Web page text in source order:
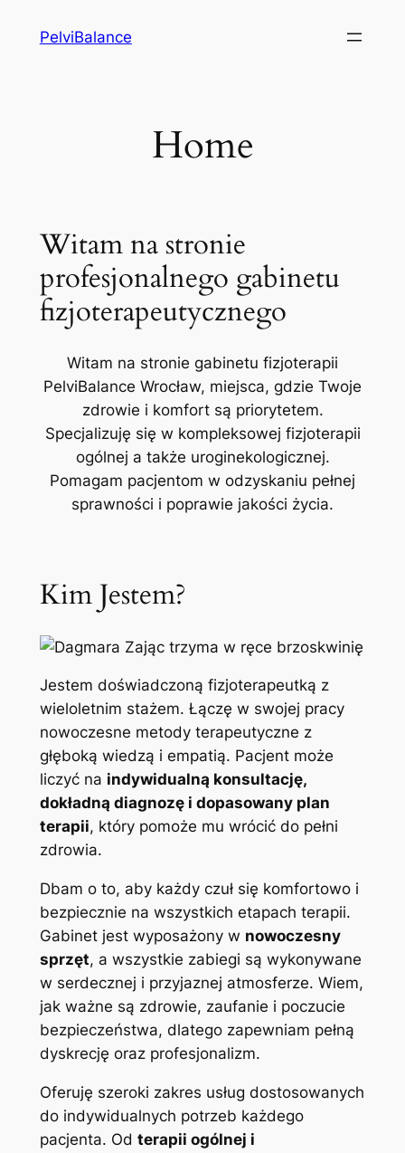
PelviBalance
Home
Witam na stronie
profesjonalnego gabinetu
fizjoterapeutycznego
Witam na stronie gabinetu fizjoterapii
PelviBalance Wrocław, miejsca, gdzie Twoje
zdrowie i komfort są priorytetem.
Specjalizuję się w kompleksowej fizjoterapii
ogólnej a także uroginekologicznej.
Pomagam pacjentom w odzyskaniu pełnej
sprawności i poprawie jakości życia.
Kim Jestem?
Jestem doświadczoną fizjoterapeutką z
wieloletnim stażem. Łączę w swojej pracy
nowoczesne metody terapeutyczne z
głęboką wiedzą i empatią. Pacjent może
liczyć na indywidualną konsultację,
dokładną diagnozę i dopasowany plan
terapii, który pomoże mu wrócić do pełni
zdrowia.
Dbam o to, aby każdy czuł się komfortowo i
bezpiecznie na wszystkich etapach terapii.
Gabinet jest wyposażony w nowoczesny
sprzęt, a wszystkie zabiegi są wykonywane
w serdecznej i przyjaznej atmosferze. Wiem,
jak ważne są zdrowie, zaufanie i poczucie
bezpieczeństwa, dlatego zapewniam pełną
dyskrecję oraz profesjonalizm.
Oferuję szeroki zakres usług dostosowanych
do indywidualnych potrzeb każdego
pacjenta. Od terapii ogólnej i